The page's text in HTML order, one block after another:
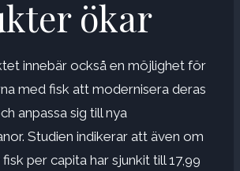
ökar
innebär också en möjlighet för
med fisk att modernisera deras
anpassa sig till nya
Studien indikerar att även om
per capita har sjunkit till 17,99